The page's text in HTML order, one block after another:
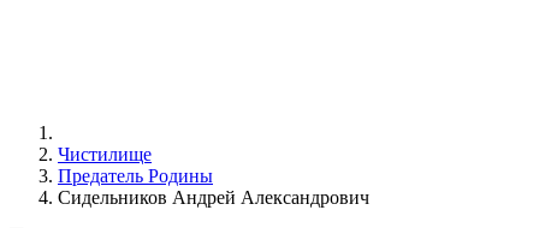
Чистилище
Предатель Родины
Сидельников Андрей Александрович